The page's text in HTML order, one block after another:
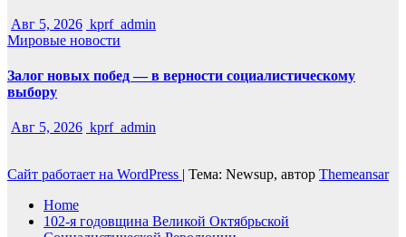
Авг 5, 2026 kprf_admin
Мировые новости
Залог новых побед — в верности социалистическому
выбору
Авг 5, 2026 kprf_admin
Сайт работает на WordPress | Тема: Newsup, автор Themeansar
Home
102-я годовщина Великой Октябрьской